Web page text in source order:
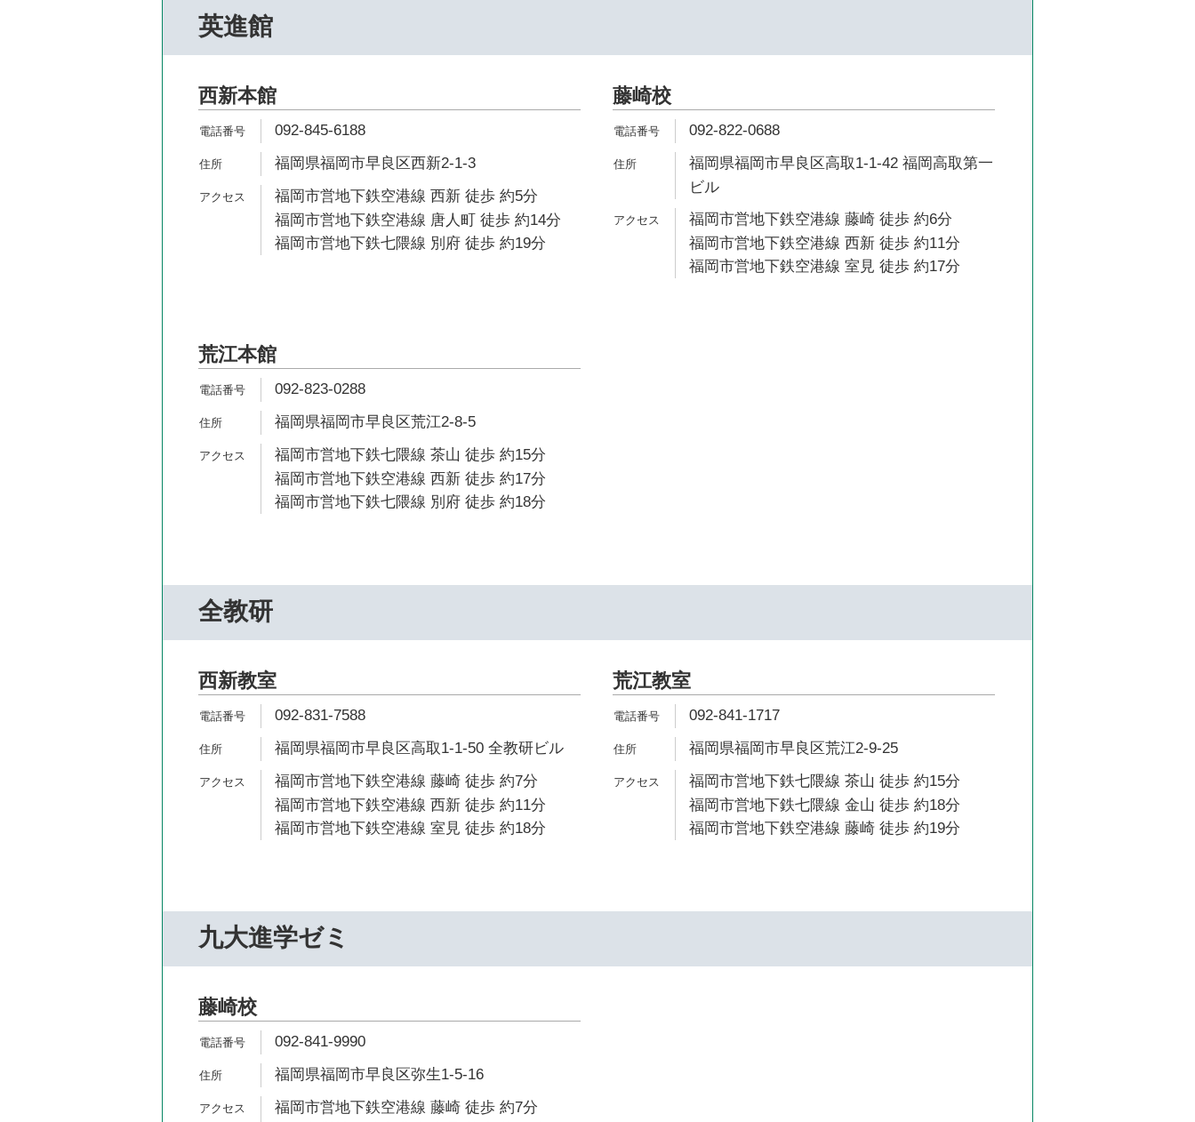
英進館
西新本館
092-845-6188
福岡県福岡市早良区西新2-1-3
福岡市営地下鉄空港線 西新 徒歩 約5分
福岡市営地下鉄空港線 唐人町 徒歩 約14分
福岡市営地下鉄七隈線 別府 徒歩 約19分
藤崎校
092-822-0688
福岡県福岡市早良区高取1-1-42 福岡高取第一
ビル
福岡市営地下鉄空港線 藤崎 徒歩 約6分
福岡市営地下鉄空港線 西新 徒歩 約11分
福岡市営地下鉄空港線 室見 徒歩 約17分
荒江本館
092-823-0288
福岡県福岡市早良区荒江2-8-5
福岡市営地下鉄七隈線 茶山 徒歩 約15分
福岡市営地下鉄空港線 西新 徒歩 約17分
福岡市営地下鉄七隈線 別府 徒歩 約18分
全教研
西新教室
092-831-7588
福岡県福岡市早良区高取1-1-50 全教研ビル
福岡市営地下鉄空港線 藤崎 徒歩 約7分
福岡市営地下鉄空港線 西新 徒歩 約11分
福岡市営地下鉄空港線 室見 徒歩 約18分
荒江教室
092-841-1717
福岡県福岡市早良区荒江2-9-25
福岡市営地下鉄七隈線 茶山 徒歩 約15分
福岡市営地下鉄七隈線 金山 徒歩 約18分
福岡市営地下鉄空港線 藤崎 徒歩 約19分
九大進学ゼミ
藤崎校
092-841-9990
福岡県福岡市早良区弥生1-5-16
福岡市営地下鉄空港線 藤崎 徒歩 約7分